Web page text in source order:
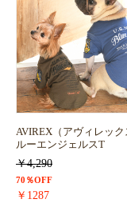
AVIREX（アヴィレッ
ルーエンジェルスT
￥4,290
70％OFF
￥1287